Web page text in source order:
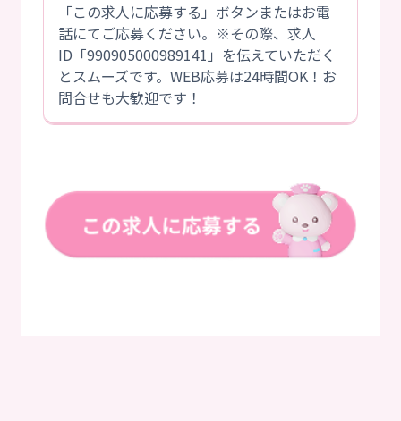
「この求人に応募する」ボタンまたはお電
話にてご応募ください。※その際、求人
ID「990905000989141」を伝えていただく
とスムーズです。WEB応募は24時間OK！お
問合せも大歓迎です！